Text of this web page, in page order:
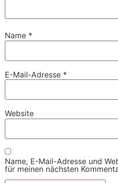
Name *
E-Mail-Adresse *
Website
Name, E-Mail-Adresse und
für meinen nächsten